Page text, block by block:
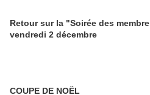
Retour sur la "Soirée des
vendredi 2 décembre
COUPE DE NOËL